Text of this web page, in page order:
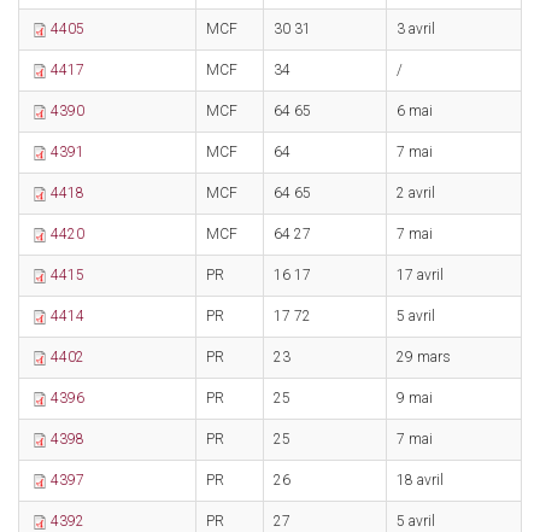
4405 MCF 30 31 3 avril
4417 MCF 34 /
4390 MCF 64 65 6 mai
4391 MCF 64 7 mai
4418 MCF 64 65 2 avril
4420 MCF 64 27 7 mai
4415 PR 16 17 17 avril
4414 PR 17 72 5 avril
4402 PR 23 29 mars
4396 PR 25 9 mai
4398 PR 25 7 mai
4397 PR 26 18 avril
4392 PR 27 5 avril